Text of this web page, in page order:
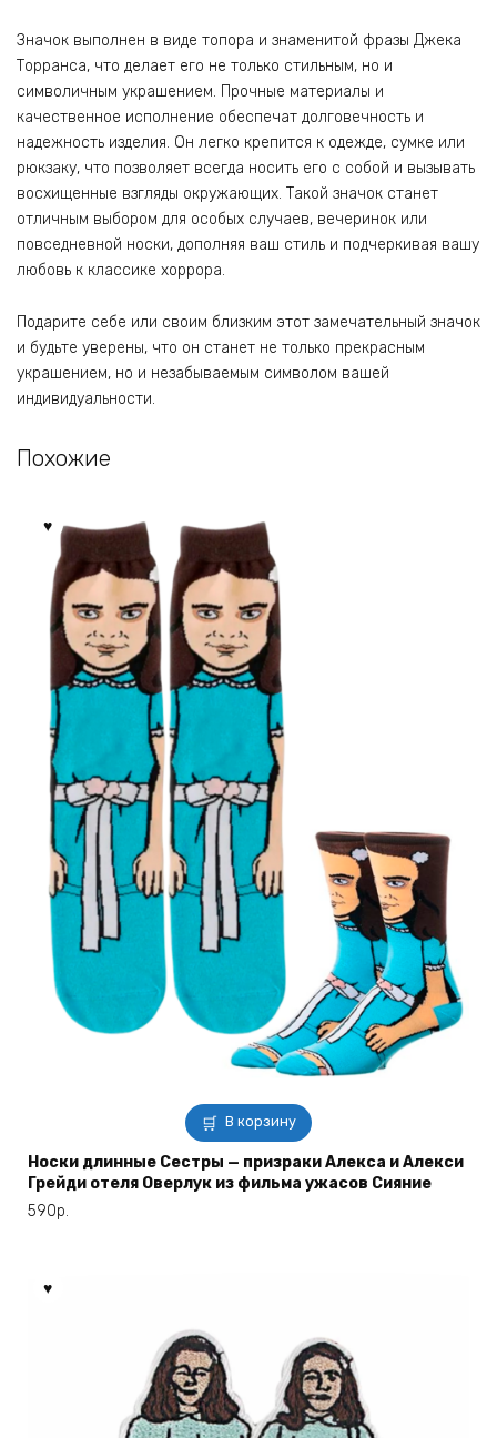
Значок выполнен в виде топора и знаменитой фразы Джека
Торранса, что делает его не только стильным, но и
символичным украшением. Прочные материалы и
качественное исполнение обеспечат долговечность и
надежность изделия. Он легко крепится к одежде, сумке или
рюкзаку, что позволяет всегда носить его с собой и вызывать
восхищенные взгляды окружающих. Такой значок станет
отличным выбором для особых случаев, вечеринок или
повседневной носки, дополняя ваш стиль и подчеркивая вашу
любовь к классике хоррора.
Подарите себе или своим близким этот замечательный значок
и будьте уверены, что он станет не только прекрасным
украшением, но и незабываемым символом вашей
индивидуальности.
Похожие
В корзину
Носки длинные Сестры — призраки Алекса и Алекси
Грейди отеля Оверлук из фильма ужасов Сияние
590р.